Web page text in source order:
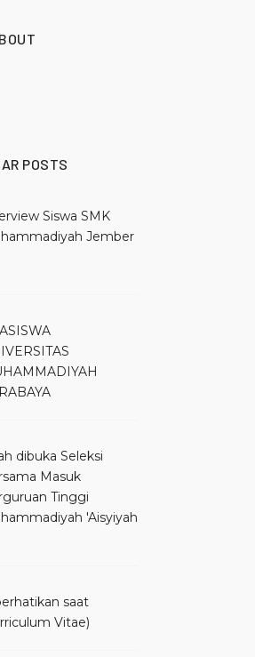
POSTS
Siswa SMK
Jember
dibuka Seleksi
Masuk
Tinggi
'Aisyiyah
saat
Vitae)